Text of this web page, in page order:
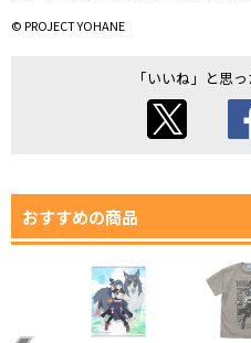
© PROJECT YOHANE
「いいね」と思
おすすめの商品